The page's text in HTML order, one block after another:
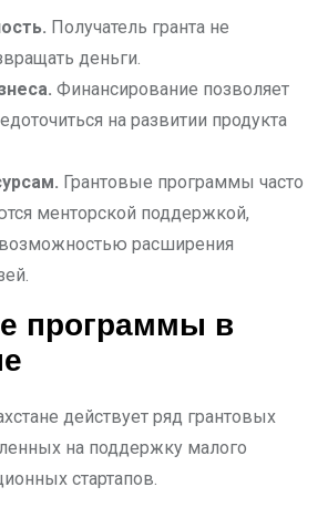
Получатель гранта не
деньги.
Финансирование позволяет
на развитии продукта
Грантовые программы часто
менторской поддержкой,
расширения
программы в
действует ряд грантовых
на поддержку малого
стартапов.